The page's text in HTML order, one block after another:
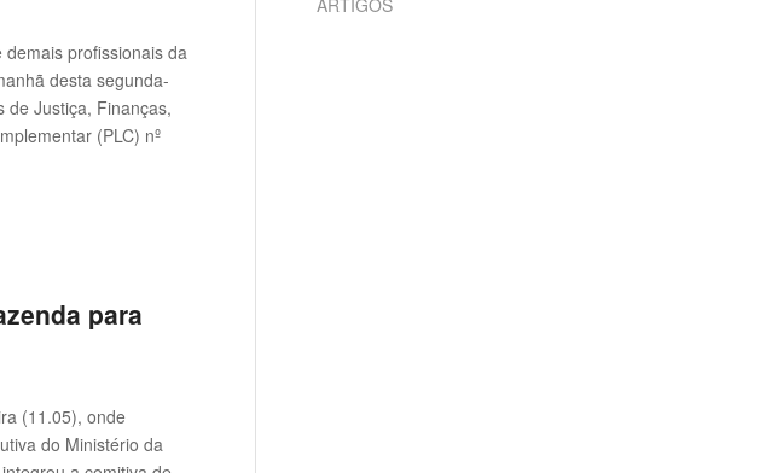
profissionais da
desta segunda-
de Justiça, Finanças,
(PLC) nº
para
(11.05), onde
do Ministério da
ARTIGOS